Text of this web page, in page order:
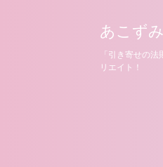
あこず
「引き寄せの
リエイト！